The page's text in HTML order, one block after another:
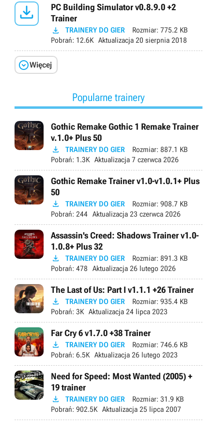

PC Building Simulator v0.8.9.0 +2
Trainer
 TRAINERY DO GIER Rozmiar: 775.2 KB
Pobrań: 12.6K Aktualizacja 20 sierpnia 2018
Więcej
Popularne trainery
Gothic Remake Gothic 1 Remake Trainer
v.1.0+ Plus 50
 TRAINERY DO GIER Rozmiar: 887.1 KB
Pobrań: 1.3K Aktualizacja 7 czerwca 2026
Gothic Remake Trainer v1.0-v1.0.1+ Plus
50
 TRAINERY DO GIER Rozmiar: 908.7 KB
Pobrań: 244 Aktualizacja 23 czerwca 2026
Assassin's Creed: Shadows Trainer v1.0-
1.0.8+ Plus 32
 TRAINERY DO GIER Rozmiar: 891.3 KB
Pobrań: 478 Aktualizacja 26 lutego 2026
The Last of Us: Part I v1.1.1 +26 Trainer
 TRAINERY DO GIER Rozmiar: 935.4 KB
Pobrań: 3K Aktualizacja 24 lipca 2023
Far Cry 6 v1.7.0 +38 Trainer
 TRAINERY DO GIER Rozmiar: 746.6 KB
Pobrań: 6.5K Aktualizacja 26 lutego 2023
Need for Speed: Most Wanted (2005) +
19 trainer
 TRAINERY DO GIER Rozmiar: 31.9 KB
Pobrań: 902.5K Aktualizacja 25 lipca 2007